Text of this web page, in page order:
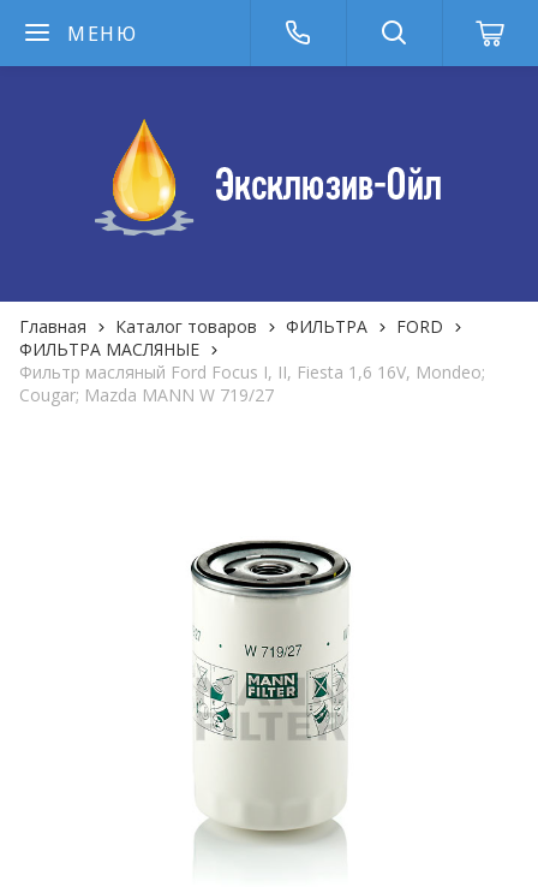
МЕНЮ
Главная Каталог товаров ФИЛЬТРА
FORD
ФИЛЬТРА MАСЛЯНЫЕ
Фильтр масляный Ford Focus I, II, Fiesta 1,6 16V, Mondeo;
Cougar; Mazda MANN W 719/27